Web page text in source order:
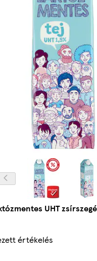
UHT
értékelés